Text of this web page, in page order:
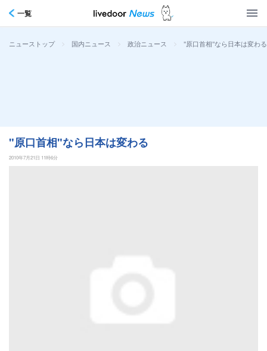
一覧
ニューストップ > 国内ニュース > 政治ニュース > "原口首相"なら日本は変わる
"原口首相"なら日本は変わる
2010年7月21日 11時6分